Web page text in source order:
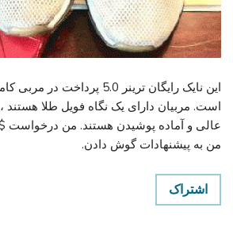
این نایک رایگان ترینر 5.0
است. مربیان دارای یک نگاه فویل طلا هستند
من به پیشنهادات گوش دادن.
اشتراک